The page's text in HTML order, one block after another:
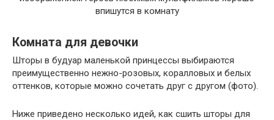
Комната для девочки
Шторы в будуар маленькой принцессы выбираются
преимущественно нежно-розовых, коралловых и белых
оттенков, которые можно сочетать друг с другом (фото).
Ниже приведено несколько идей, как сшить шторы для